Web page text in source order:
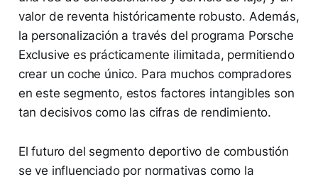
valor de reventa históricamente robusto. Además,
la personalización a través del programa Porsche
Exclusive es prácticamente ilimitada, permitiendo
crear un coche único. Para muchos compradores
en este segmento, estos factores intangibles son
tan decisivos como las cifras de rendimiento.
El futuro del segmento deportivo de combustión
se ve influenciado por normativas como la